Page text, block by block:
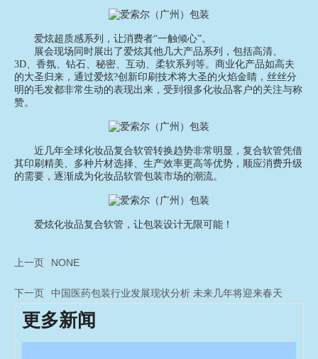
爱炫超质感系列，让消费者“一触倾心”。
展会现场同时展出了爱炫其他几大产品系列，包括高清、
3D、香氛、钻石、秘密、互动、柔软系列等。商业化产品如高夫
的大圣归来，通过爱炫?创新印刷技术将大圣的火焰金睛，丝丝分
明的毛发都非常生动的表现出来，受到很多化妆品客户的关注与称
赞。
近几年全球化妆品复合软管转换趋势非常明显，复合软管凭借
其印刷精美、多种片材选择、生产效率更高等优势，顺应消费升级
的需要，逐渐成为化妆品软管包装市场的潮流。
爱炫化妆品复合软管，让包装设计无限可能！
上一页 NONE
下一页 中国医药包装行业发展现状分析 未来几年将迎来春天
更多新闻